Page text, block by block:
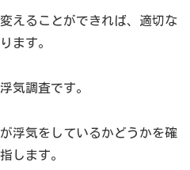
えることができれば、適切な
ます。
気調査です。
浮気をしているかどうかを確
します。